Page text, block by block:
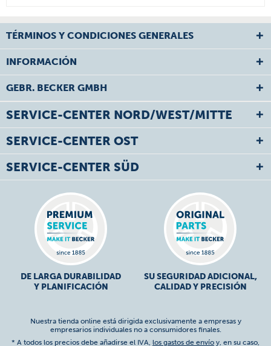
TÉRMINOS Y CONDICIONES GENERALES
INFORMACIÓN
GEBR. BECKER GMBH
SERVICE-CENTER NORD/WEST/MITTE
SERVICE-CENTER OST
SERVICE-CENTER SÜD
DE LARGA DURABILIDAD
Y PLANIFICACIÓN
SU SEGURIDAD ADICIONAL,
CALIDAD Y PRECISIÓN
Nuestra tienda online está dirigida exclusivamente a empresas y
empresarios individuales no a consumidores finales.
* A todos los precios debe añadirse el IVA, los gastos de envío y, en su caso,